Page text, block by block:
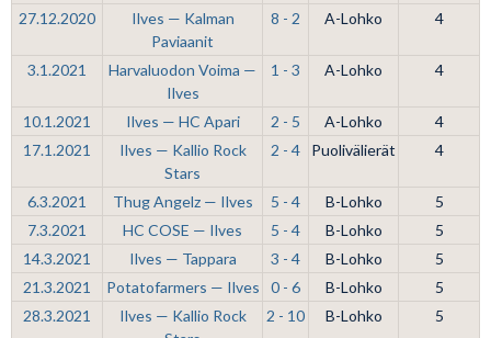
27.12.2020
Ilves — Kalman
Paviaanit
8 - 2 A-Lohko 4
3.1.2021
Harvaluodon Voima —
Ilves
1 - 3 A-Lohko 4
10.1.2021 Ilves — HC Apari 2 - 5 A-Lohko
4
17.1.2021
Ilves — Kallio Rock
Stars
2 - 4 Puolivälierät 4
6.3.2021 Thug Angelz — Ilves 5 - 4 B-Lohko
5
7.3.2021
HC COSE — Ilves 5 - 4 B-Lohko
5
14.3.2021
Ilves — Tappara 3 - 4 B-Lohko
5
21.3.2021
Potatofarmers — Ilves 0 - 6 B-Lohko
5
28.3.2021
Ilves — Kallio Rock
2 - 10 B-Lohko 5